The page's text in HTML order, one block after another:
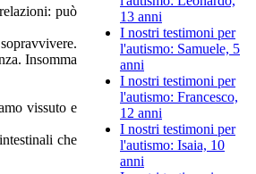
può
Insomma
vissuto e
che
13 anni
I nostri testimoni per
l'autismo: Samuele, 5
anni
I nostri testimoni per
l'autismo: Francesco,
12 anni
I nostri testimoni per
l'autismo: Isaia, 10
anni